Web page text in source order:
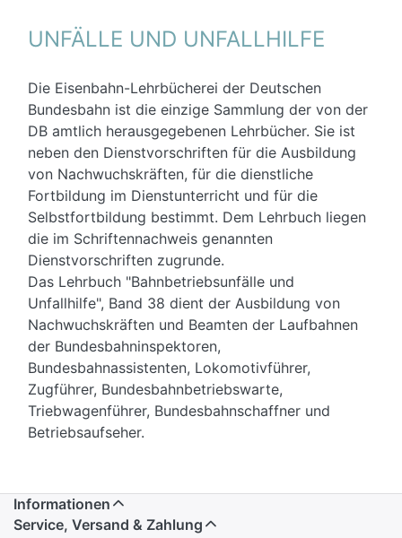
UNFÄLLE UND UNFALLHILFE
Die Eisenbahn-Lehrbücherei der Deutschen
Bundesbahn ist die einzige Sammlung der von der
DB amtlich herausgegebenen Lehrbücher. Sie ist
neben den Dienstvorschriften für die Ausbildung
von Nachwuchskräften, für die dienstliche
Fortbildung im Dienstunterricht und für die
Selbstfortbildung bestimmt. Dem Lehrbuch liegen
die im Schriftennachweis genannten
Dienstvorschriften zugrunde.
Das Lehrbuch "Bahnbetriebsunfälle und
Unfallhilfe", Band 38 dient der Ausbildung von
Nachwuchskräften und Beamten der Laufbahnen
der Bundesbahninspektoren,
Bundesbahnassistenten, Lokomotivführer,
Zugführer, Bundesbahnbetriebswarte,
Triebwagenführer, Bundesbahnschaffner und
Betriebsaufseher.
Informationen
Service, Versand & Zahlung